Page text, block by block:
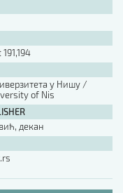
у Нишу /
of Nis
декан